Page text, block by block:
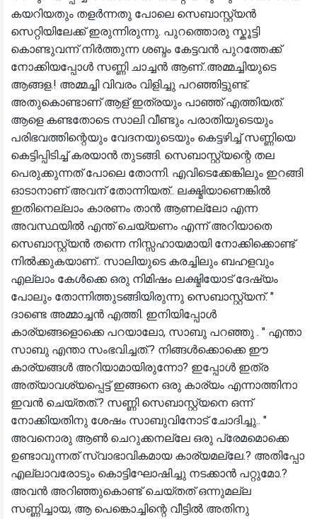
കയറിയതും തളർന്നതു പോലെ സെബാസ്റ്റ്യൻ
സെറ്റിയിലേക്ക് ഇരുന്നിരുന്നു. പുറത്തൊരു സ്കൂട്ടി
കൊണ്ടുവന്ന് നിർത്തുന്ന ശബ്ദം കേട്ടവൻ പുറത്തേക്ക്
നോക്കിയപ്പോൾ സണ്ണി ചാച്ചൻ ആണ്..അമ്മച്ചിയുടെ
ആങ്ങള.! അമ്മച്ചി വിവരം വിളിച്ചു പറഞ്ഞിട്ടുണ്ട്.
അതുകൊണ്ടാണ് ആള് ഇത്രയും പാഞ്ഞ് എത്തിയത്.
ആളെ കണ്ടതോടെ സാലി വീണ്ടും പരാതിയുടെയും
പരിഭവത്തിന്റെയും വേദനയുടെയും കെട്ടഴിച്ച് സണ്ണിയെ
കെട്ടിപ്പിടിച്ച് കരയാൻ തുടങ്ങി. സെബാസ്റ്റ്യന്റെ തല
പെരുക്കുന്നത് പോലെ തോന്നി. എവിടെക്കേങ്കിലും ഇറങ്ങി
ഓടാനാണ് അവന് തോന്നിയത്.. ലക്ഷ്മിയാണെങ്കിൽ
ഇതിനെല്ലാം കാരണം താൻ ആണല്ലോ എന്ന
അവസ്ഥയിൽ എന്ത് ചെയ്യണം എന്ന് അറിയാതെ
സെബാസ്റ്റ്യൻ തന്നെ നിസ്സഹായമായി നോക്കിക്കൊണ്ട്
നിൽക്കുകയാണ്.. സാലിയുടെ കരച്ചിലും ബഹളവും
എല്ലാം കേൾക്കെ ഒരു നിമിഷം ലക്ഷ്മിയോട് ദേഷ്യം
പോലും തോന്നിത്തുടങ്ങിയിരുന്നു സെബാസ്റ്റ്യന്. "
ദാണ്ടെ അമ്മാച്ചൻ എത്തി. ഇനിയിപ്പോൾ
കാര്യങ്ങളൊക്കെ പറയാലോ, സാബു പറഞ്ഞു . " എന്താ
സാബു എന്താ സംഭവിച്ചത്.? നിങ്ങൾക്കൊക്കെ ഈ
കാര്യങ്ങൾ അറിയാമായിരുന്നോ? ഇപ്പോൾ ഇത്ര
അത്യാവശ്യപ്പെട്ട് ഇങ്ങനെ ഒരു കാര്യം എന്നാത്തിനാ
ഇവൻ ചെയ്തത്.? സണ്ണി സെബാസ്റ്റ്യനെ ഒന്ന്
നോക്കിയതിനു ശേഷം സാബുവിനോട് ചോദിച്ചു.. "
അവനൊരു ആൺ ചെറുക്കനല്ലേ ഒരു പ്രേമമൊക്കെ
ഉണ്ടാവുന്നത് സ്വാഭാവികമായ കാര്യമല്ലേ.? അതിപ്പോ
എല്ലാവരോടും കൊട്ടിഘോഷിച്ചു നടക്കാൻ പറ്റുമോ.?
അവൻ അറിഞ്ഞുകൊണ്ട് ചെയ്തത് ഒന്നുമല്ല
സണ്ണിച്ചായ, ആ പെങ്കൊച്ചിന്റെ വീട്ടിൽ അതിനു